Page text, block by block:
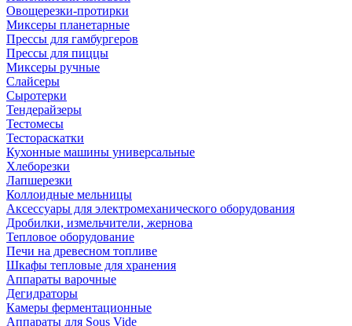
Овощерезки-протирки
Миксеры планетарные
Прессы для гамбургеров
Прессы для пиццы
Миксеры ручные
Слайсеры
Сыротерки
Тендерайзеры
Тестомесы
Тестораскатки
Кухонные машины универсальные
Хлеборезки
Лапшерезки
Коллоидные мельницы
Аксессуары для электромеханического оборудования
Дробилки, измельчители, жернова
Тепловое оборудование
Печи на древесном топливе
Шкафы тепловые для хранения
Аппараты варочные
Дегидраторы
Камеры ферментационные
Аппараты для Sous Vide